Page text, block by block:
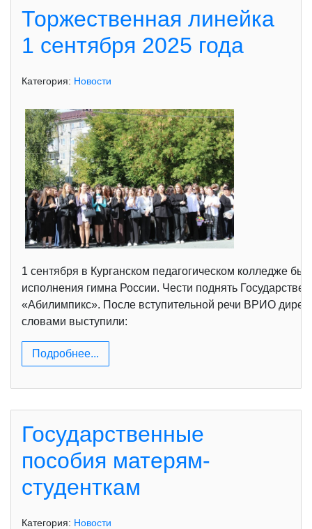
Торжественная линейка
1 сентября 2025 года
Категория: Новости
1 сентября в Курганском педагогическом колледже
исполнения гимна России. Чести поднять
«Абилимпикс». После вступительной речи ВРИО
словами выступили:
Подробнее...
Государственные
пособия матерям-
студенткам
Категория: Новости